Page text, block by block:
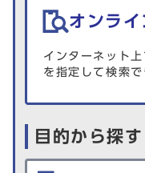
オンラ
インターネット
を指定して検索で
目的から探す